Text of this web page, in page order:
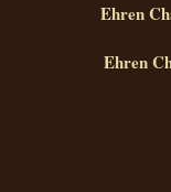
Ehren
Ehren